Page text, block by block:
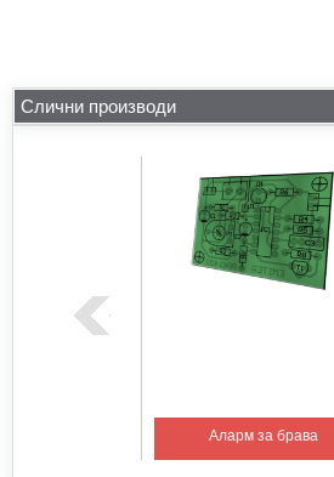
Слични производи
Аларм за брава